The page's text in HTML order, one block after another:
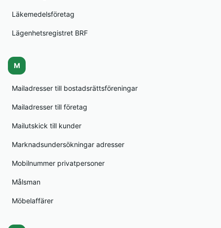
Läkemedelsföretag
Lägenhetsregistret BRF
M
Mailadresser till bostadsrättsföreningar
Mailadresser till företag
Mailutskick till kunder
Marknadsundersökningar adresser
Mobilnummer privatpersoner
Målsman
Möbelaffärer